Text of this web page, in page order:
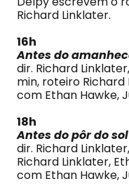
Richard Linklater.
16h
Antes do
dir. Richard
min, roteiro Richard
com Ethan Hawke,
18h
Antes do pôr do
dir. Richard
Richard Linklater,
com Ethan Hawke,